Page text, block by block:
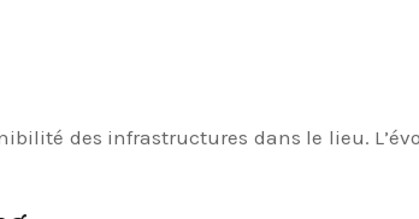
des infrastructures dans le lieu.